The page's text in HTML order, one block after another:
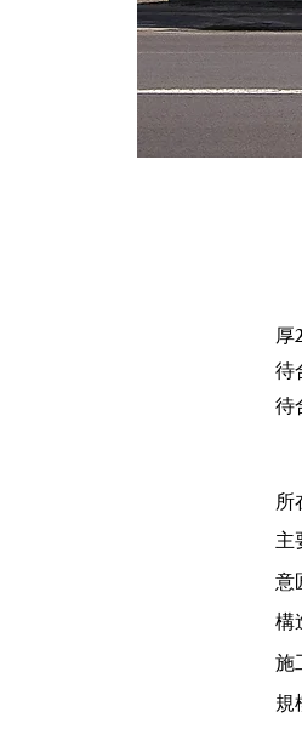
厚
待
待
所
主
意
構
施
規